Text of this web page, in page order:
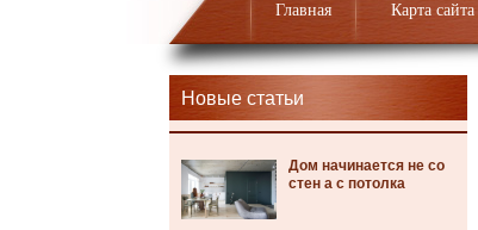
Главная Карта сайта
Новые статьи
Дом начинается не со
стен а с потолка